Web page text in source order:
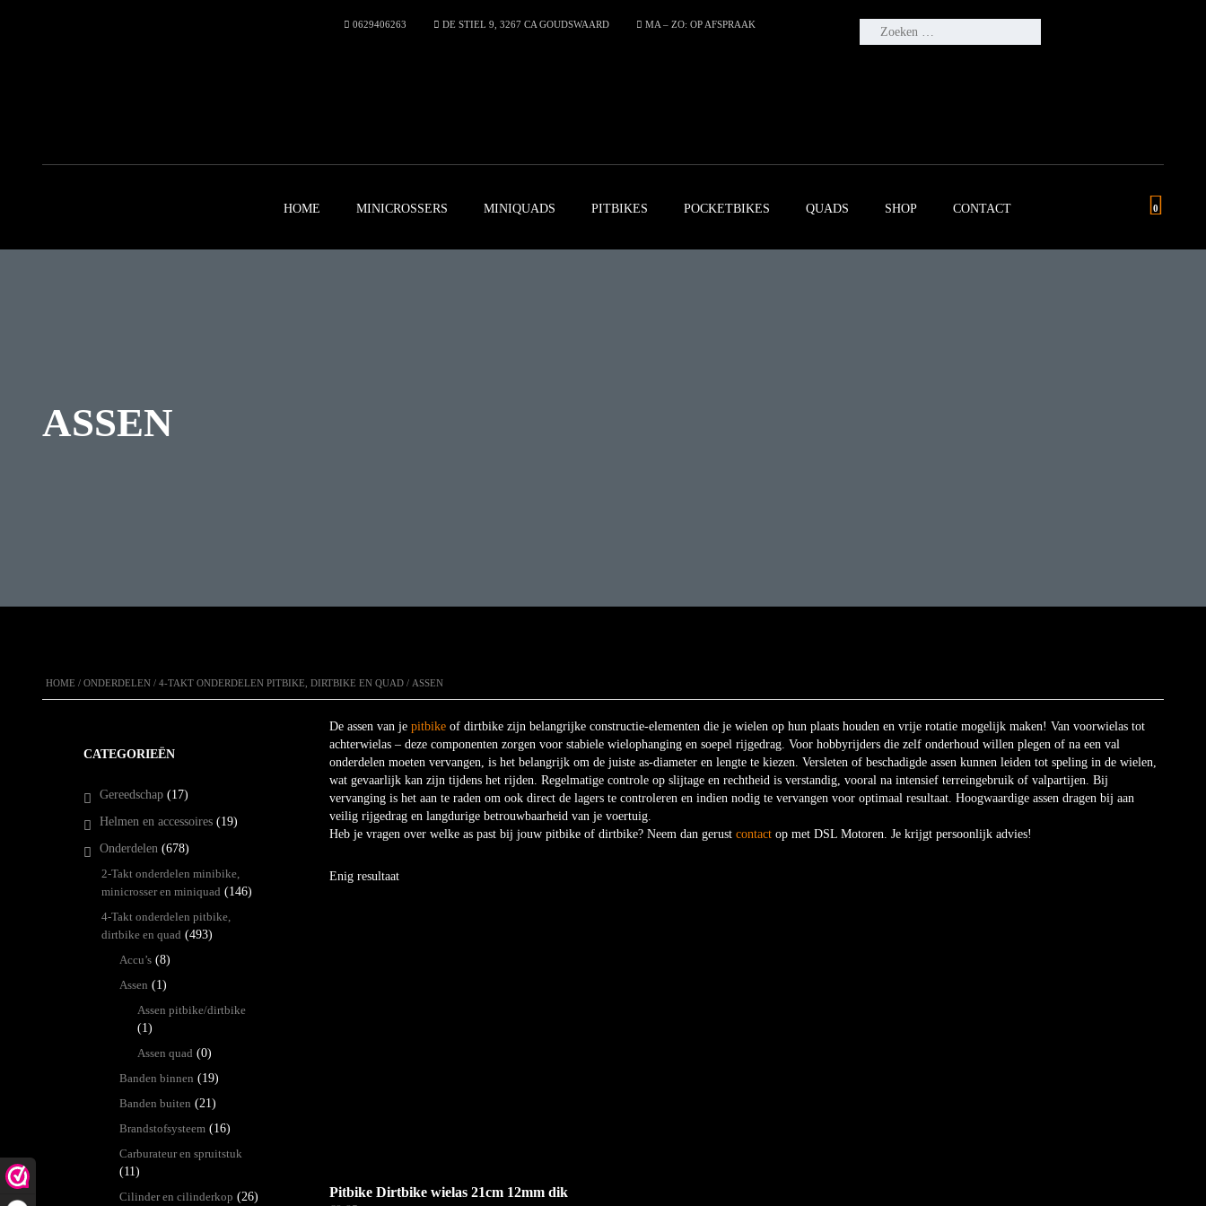
MA – ZO: OP AFSPRAAK
DE STIEL 9, 3267 CA GOUDSWAARD
0629406263
NAAR:
0
HOME MINICROSSERS MINIQUADS PITBIKES POCKETBIKES QUADS SHOP CONTACT
ASSEN
HOME / ONDERDELEN / 4-TAKT ONDERDELEN PITBIKE, DIRTBIKE EN QUAD / ASSEN
De assen van je pitbike of dirtbike zijn belangrijke constructie-elementen die je wielen op hun plaats houden en vrije rotatie mogelijk maken! Van voorwielas tot
achterwielas – deze componenten zorgen voor stabiele wielophanging en soepel rijgedrag. Voor hobbyrijders die zelf onderhoud willen plegen of na een val
onderdelen moeten vervangen, is het belangrijk om de juiste as-diameter en lengte te kiezen. Versleten of beschadigde assen kunnen leiden tot speling in de wielen,
wat gevaarlijk kan zijn tijdens het rijden. Regelmatige controle op slijtage en rechtheid is verstandig, vooral na intensief terreingebruik of valpartijen. Bij
vervanging is het aan te raden om ook direct de lagers te controleren en indien nodig te vervangen voor optimaal resultaat. Hoogwaardige assen dragen bij aan
veilig rijgedrag en langdurige betrouwbaarheid van je voertuig.
Heb je vragen over welke as past bij jouw pitbike of dirtbike? Neem dan gerust contact op met DSL Motoren. Je krijgt persoonlijk advies!
Enig resultaat
Pitbike Dirtbike wielas 21cm 12mm dik
CATEGORIEËN
Gereedschap (17)
Helmen en accessoires (19)
Onderdelen (678)
2-Takt onderdelen minibike,
minicrosser en miniquad (146)
4-Takt onderdelen pitbike,
dirtbike en quad (493)
Accu’s (8)
Assen (1)
Assen pitbike/dirtbike
(1)
Assen quad (0)
Banden binnen (19)
Banden buiten (21)
Brandstofsysteem (16)
Carburateur en spruitstuk
(11)
Cilinder en cilinderkop (26)